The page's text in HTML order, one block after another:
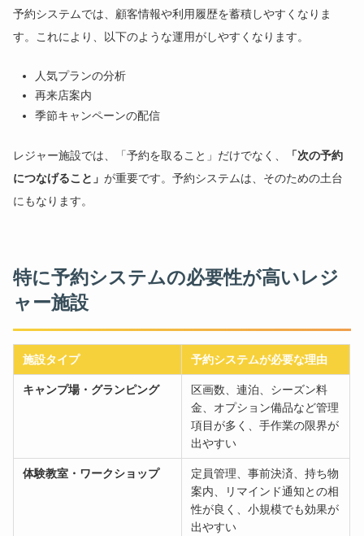
予約システムでは、顧客情報や利用履歴を蓄積しやすくなりま
す。これにより、以下のような運用がしやすくなります。
人気プランの分析
再来店案内
季節キャンペーンの配信
レジャー施設では、「予約を取ること」だけでなく、
「次の予約
につなげること」が重要です。予約システムは、そのための土台
にもなります。
特に予約システムの必要性が高いレジ
ャー施設
施設タイプ 予約システムが必要な理由
キャンプ場・グランピング
区画数、連泊、シーズン料
金、オプション備品など管理
項目が多く、手作業の限界が
出やすい
体験教室・ワークショップ
定員管理、事前決済、持ち物
案内、リマインド通知との相
性が良く、小規模でも効果が
出やすい